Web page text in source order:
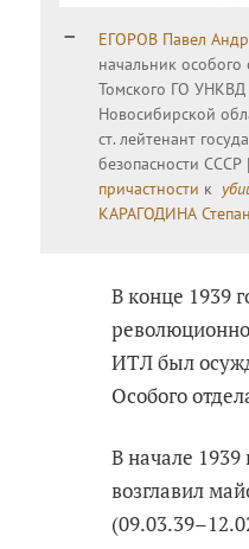
ЕГОРОВ Павел
начальник особого
Томского ГО УНКВД
Новосибирской
ст. лейтенант
безопасности
причастности к
КАРАГОДИНА
В конце 1939
ИТЛ был
Особого
В начале
возглавил